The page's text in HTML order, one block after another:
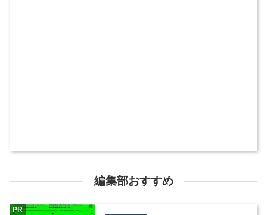
編集部おすすめ
PR